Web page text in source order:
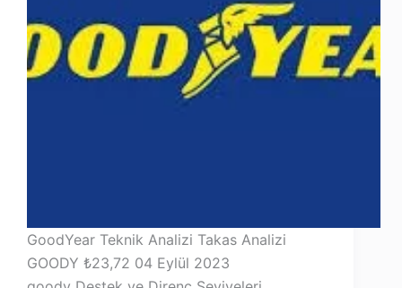
GoodYear Teknik Analizi Takas Analizi
GOODY ₺23,72 04 Eylül 2023